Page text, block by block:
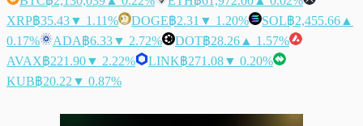
XRP฿35.43▼ 1.11% DOGE฿2.31 ▼ 1.20% SOL฿2,455.66 ▲
0.17%
ADA฿6.33▼ 2.72% DOT฿28.26 ▲ 1.57%
AVAX฿221.90▼ 2.22% LINK฿271.08▼ 0.20%
KUB฿20.22 ▼ 0.87%